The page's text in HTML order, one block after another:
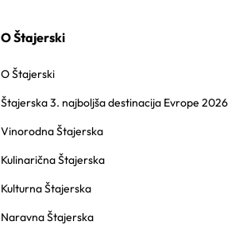
O Štajerski
O Štajerski
Štajerska 3. najboljša destinacija Evrope 2026
Vinorodna Štajerska
Kulinarična Štajerska
Kulturna Štajerska
Naravna Štajerska